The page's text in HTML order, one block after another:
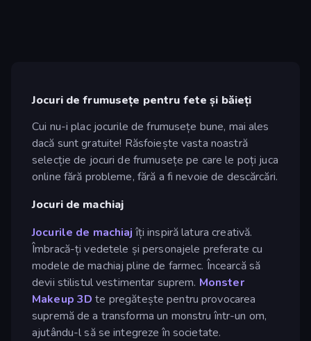
Jocuri de frumusețe pentru fete și băieți
Cui nu-i plac jocurile de frumusețe bune, mai ales
dacă sunt gratuite! Răsfoiește vasta noastră
selecție de jocuri de frumusețe pe care le poți juca
online fără probleme, fără a fi nevoie de descărcări.
Jocuri de machiaj
Jocurile de machiaj îți inspiră latura creativă.
Îmbracă-ți vedetele și personajele preferate cu
modele de machiaj pline de farmec. Încearcă să
devii stilistul vestimentar suprem. Monster
Makeup 3D te pregătește pentru provocarea
supremă de a transforma un monstru într-un om,
ajutându-l să se integreze în societate.